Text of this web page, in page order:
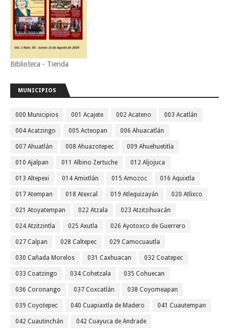
Biblioteca - Tienda
MUNICIPIOS
000 Municipios 001 Acajete 002 Acateno 003 Acatlán
004 Acatzingo 005 Acteopan 006 Ahuacatlán
007 Ahuatlán 008 Ahuazotepec 009 Ahuehuetitla
010 Ajalpan 011 Albino Zertuche 012 Aljojuca
013 Altepexi 014 Amixtlán 015 Amozoc 016 Aquixtla
017 Atempan 018 Atexcal 019 Atlequizayán 020 Atlixco
021 Atoyatempan 022 Atzala 023 Atzitzihuacán
024 Atzitzintla 025 Axutla 026 Ayotoxco de Guerrero
027 Calpan 028 Caltepec 029 Camocuautla
030 Cañada Morelos 031 Caxhuacan 032 Coatepec
033 Coatzingo 034 Cohetzala 035 Cohuecan
036 Coronango 037 Coxcatlán 038 Coyomeapan
039 Coyotepec 040 Cuapiaxtla de Madero 041 Cuautempan
042 Cuautinchán 042 Cuayuca de Andrade